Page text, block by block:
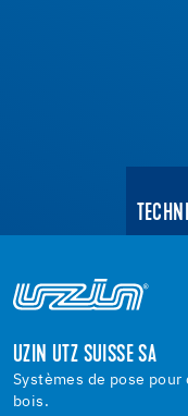
UZIN UTZ SUISSE SA
Systèmes de pose
bois.